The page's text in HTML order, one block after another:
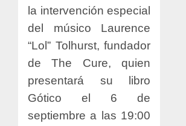
la intervención especial
del músico Laurence
“Lol” Tolhurst, fundador
de The Cure, quien
presentará su libro
Gótico el 6 de
septiembre a las 19:00